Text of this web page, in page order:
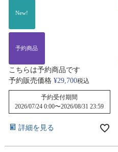
New!
予約商品
こちらは予約商品です
予約販売価格 ¥29,700税込
予約受付期間
2026/07/24 0:00〜2026/08/31 23:59
詳細を見る